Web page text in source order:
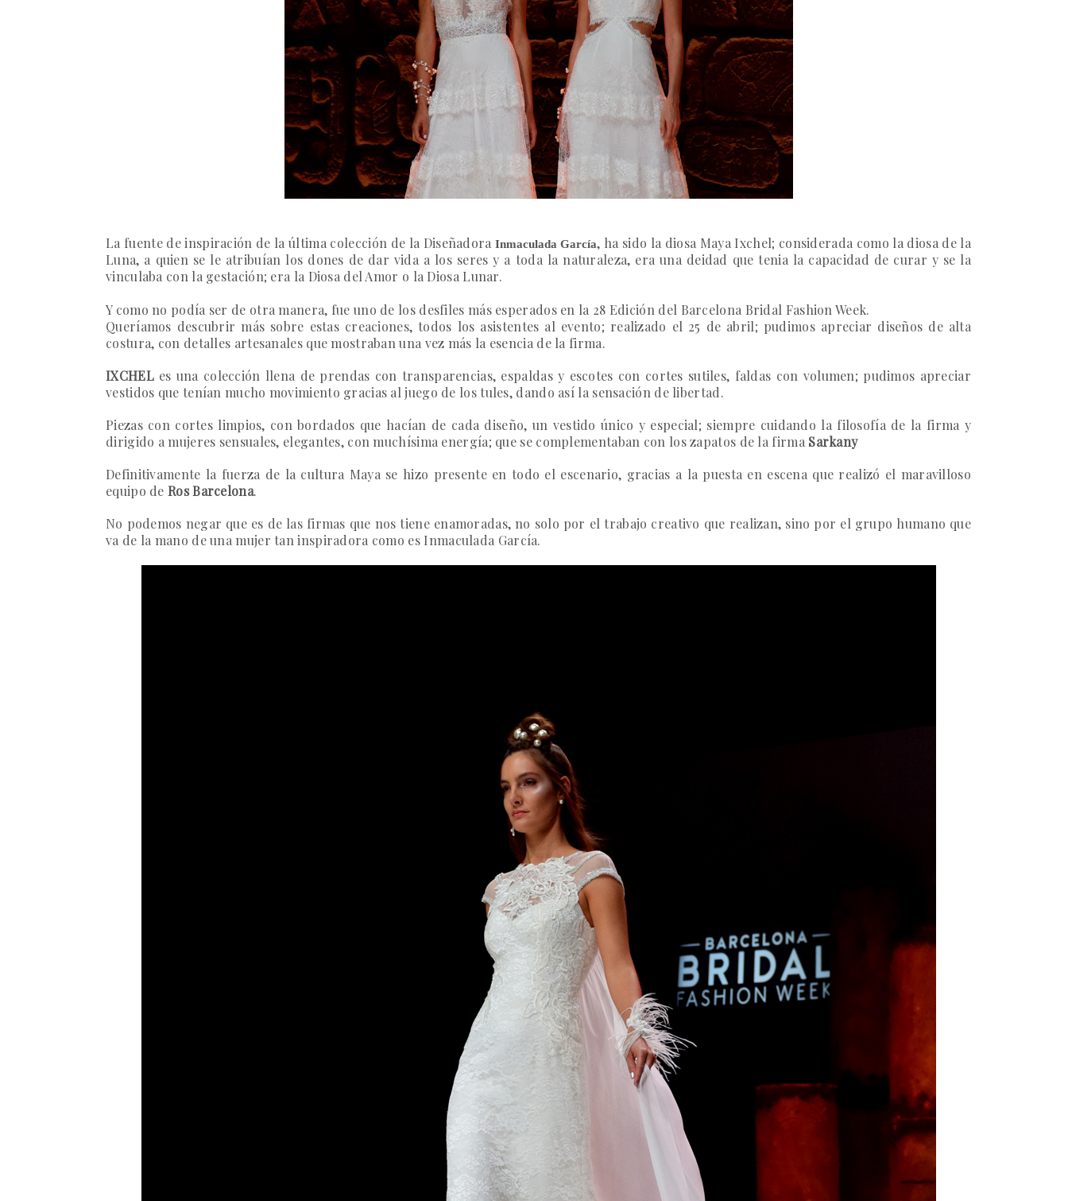
La fuente de inspiración de la última colección de la DiseñadoraInmaculada García, ha sido la diosa Maya Ixchel; considerada como la diosa de la
Luna, a quien se le atribuían los dones de dar vida a los seres y a toda la naturaleza, era una deidad que tenia la capacidad de curar y se la
vinculaba con la gestación; era la Diosa del Amor o la Diosa Lunar.
Y como no podía ser de otra manera, fue uno de los desfiles más esperados en la 28 Edición del Barcelona Bridal Fashion Week.
Queríamos descubrir más sobre estas creaciones, todos los asistentes al evento; realizado el 25 de abril; pudimos apreciar diseños de alta
costura, con detalles artesanales que mostraban una vez más la esencia de la firma.
IXCHEL es una colección llena de prendas con transparencias, espaldas y escotes con cortes sutiles, faldas con volumen; pudimos apreciar
vestidos que tenían mucho movimiento gracias al juego de los tules, dando así la sensación de libertad.
Piezas con cortes limpios, con bordados que hacían de cada diseño, un vestido único y especial; siempre cuidando la filosofía de la firma y
dirigido a mujeres sensuales, elegantes, con muchísima energía; que se complementaban con los zapatos de la firma Sarkany
Definitivamente la fuerza de la cultura Maya se hizo presente en todo el escenario, gracias a la puesta en escena que realizó el maravilloso
equipo deRos Barcelona.
No podemos negar que es de las firmas que nos tiene enamoradas, no solo por el trabajo creativo que realizan, sino por el grupo humano que
va de la mano de una mujer tan inspiradora como es Inmaculada García.